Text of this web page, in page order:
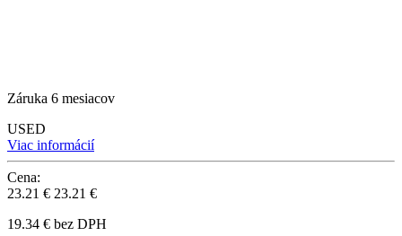
Záruka 6 mesiacov
USED
Viac informácií
Cena:
23.21 € 23.21 €
19.34 € bez DPH